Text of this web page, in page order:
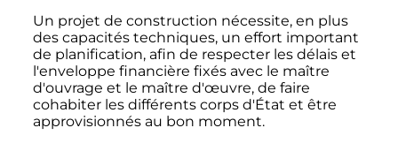
Un projet de construction nécessite, en plus
des capacités techniques, un effort important
de planification, afin de respecter les délais et
l'enveloppe financière fixés avec le maître
d'ouvrage et le maître d'œuvre, de faire
cohabiter les différents corps d'État et être
approvisionnés au bon moment.